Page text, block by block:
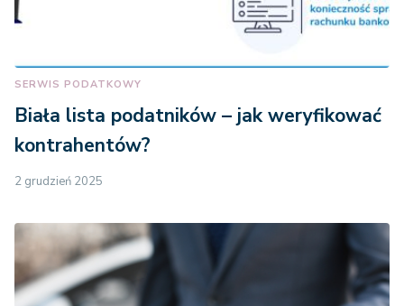
SERWIS PODATKOWY
Biała lista podatników – jak weryfikować
kontrahentów?
2 grudzień 2025